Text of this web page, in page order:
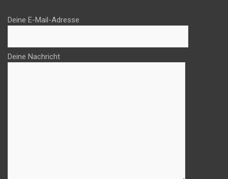
Deine E-Mail-Adresse
Deine Nachricht